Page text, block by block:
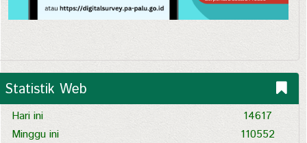
Statistik Web
Hari ini
Minggu ini
14617
110552